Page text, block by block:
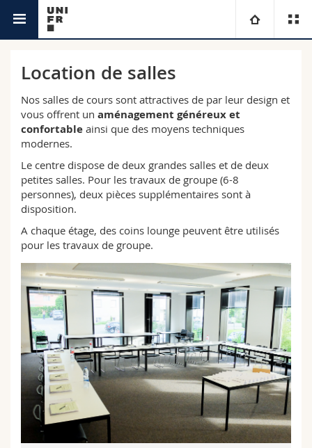
Etudes
Campus
Recherche
Université
Formation continue
Facultés
Théologie
Droit
Sciences économiques et sociales et management
Lettres et sciences humaines
Sciences de l'éducation et de la formation
Sciences et médecine
Interfacultaire
Vous êtes
Futurs étudiants
Etudiants
Médias
Chercheurs
Collaborateurs
Doctorants
Ressources
Annuaire du personnel
Plan d'accès
Bibliothèques
Webmail
Programme des cours
MyUnifr
Location de salles
Nos salles de cours sont attractives de par leur design et
vous offrent un aménagement généreux et
confortable ainsi que des moyens techniques
modernes.
Le centre dispose de deux grandes salles et de deux
petites salles. Pour les travaux de groupe (6-8
personnes), deux pièces supplémentaires sont à
disposition.
A chaque étage, des coins lounge peuvent être utilisés
pour les travaux de groupe.